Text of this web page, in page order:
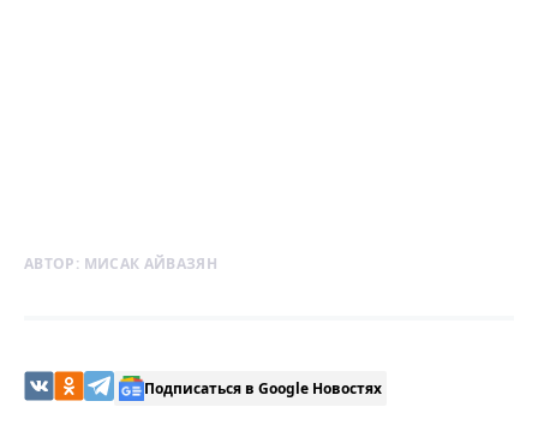
АВТОР: МИСАК АЙВАЗЯН
Подписаться в Google Новостях